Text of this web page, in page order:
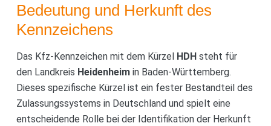
Bedeutung und Herkunft des
Kennzeichens
Das Kfz-Kennzeichen mit dem Kürzel HDHsteht für
den Landkreis Heidenheimin Baden-Württemberg.
Dieses spezifische Kürzel ist ein fester Bestandteil des
Zulassungssystems in Deutschland und spielt eine
entscheidende Rolle bei der Identifikation der Herkunft